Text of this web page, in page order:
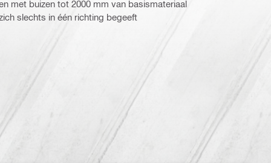
met buizen tot 2000 mm van basismateriaal
slechts in één richting begeeft